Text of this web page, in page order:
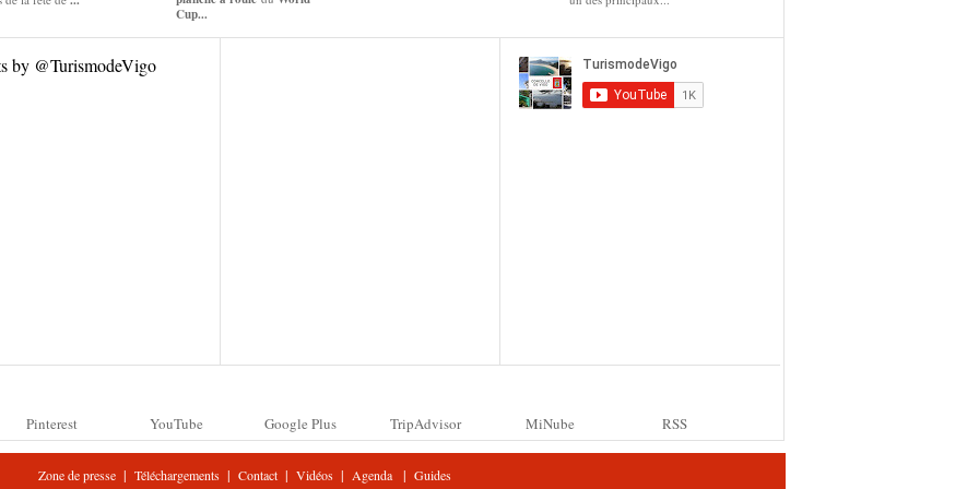
Cup...
by @TurismodeVigo
Pinterest YouTube Google Plus TripAdvisor MiNube RSS
Zone de presse | Téléchargements | Contact | Vidéos | Agenda | Guides